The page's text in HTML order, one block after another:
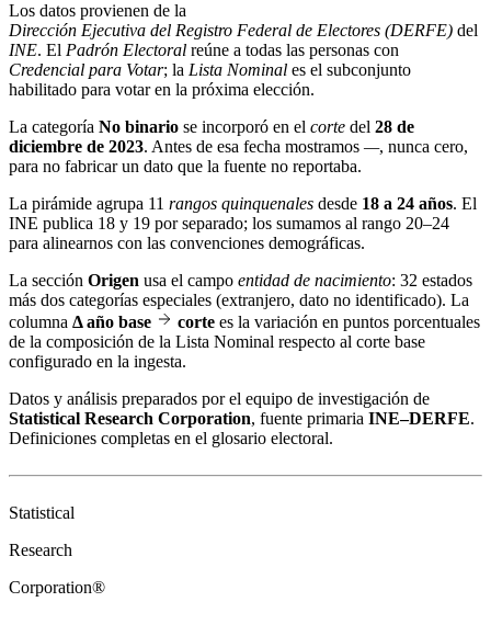
Los datos provienen de la
Dirección Ejecutiva del Registro Federal de Electores (DERFE) del
INE. El Padrón Electoral reúne a todas las personas con
Credencial para Votar; la Lista Nominal es el subconjunto
habilitado para votar en la próxima elección.
La categoría No binario se incorporó en el corte del 28 de
diciembre de 2023. Antes de esa fecha mostramos —, nunca cero,
para no fabricar un dato que la fuente no reportaba.
La pirámide agrupa 11 rangos quinquenales desde 18 a 24 años. El
INE publica 18 y 19 por separado; los sumamos al rango 20–24
para alinearnos con las convenciones demográficas.
La sección Origen usa el campo entidad de nacimiento: 32 estados
más dos categorías especiales (extranjero, dato no identificado). La
columna Δ año base corte es la variación en puntos porcentuales
de la composición de la Lista Nominal respecto al corte base
configurado en la ingesta.
Datos y análisis preparados por el equipo de investigación de
Statistical Research Corporation, fuente primaria INE–DERFE.
Definiciones completas en el glosario electoral.
Statistical
Research
Corporation®